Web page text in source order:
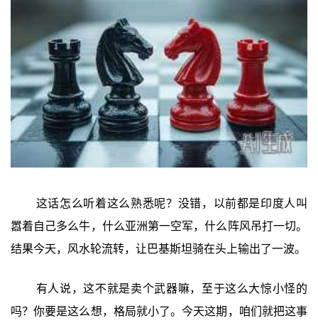
这话怎么听着这么熟悉呢？没错，以前都是印度人叫
嚣着自己多么牛，什么亚洲第一空军，什么阵风吊打一切。
结果今天，风水轮流转，让巴基斯坦骑在头上输出了一波。
有人说，这不就是卖个武器嘛，至于这么大惊小怪的
吗？你要是这么想，格局就小了。今天这期，咱们就把这事